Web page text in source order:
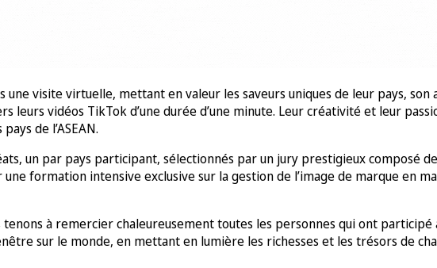
une visite virtuelle, mettant en valeur les saveurs uniques de leur pays,
leurs vidéos TikTok d’une durée d’une minute. Leur créativité et leur
de l’ASEAN.
un par pays participant, sélectionnés par un jury prestigieux composé
formation intensive exclusive sur la gestion de l’image de marque en
à remercier chaleureusement toutes les personnes qui ont
sur le monde, en mettant en lumière les richesses et les trésors de